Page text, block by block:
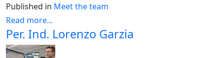
Published in Meet the team
Read more...
Per. Ind. Lorenzo Garzia